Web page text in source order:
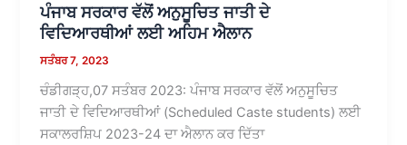
ਪੰਜਾਬ ਸਰਕਾਰ ਵੱਲੋਂ ਅਨੁਸੂਚਿਤ ਜਾਤੀ ਦੇ
ਵਿਦਿਆਰਥੀਆਂ ਲਈ ਅਹਿਮ ਐਲਾਨ
ਸਤੰਬਰ 7, 2023
ਚੰਡੀਗੜ੍ਹ,07 ਸਤੰਬਰ 2023: ਪੰਜਾਬ ਸਰਕਾਰ ਵੱਲੋਂ ਅਨੁਸੂਚਿਤ
ਜਾਤੀ ਦੇ ਵਿਦਿਆਰਥੀਆਂ (Scheduled Caste students) ਲਈ
ਸਕਾਲਰਸ਼ਿਪ 2023-24 ਦਾ ਐਲਾਨ ਕਰ ਦਿੱਤਾ